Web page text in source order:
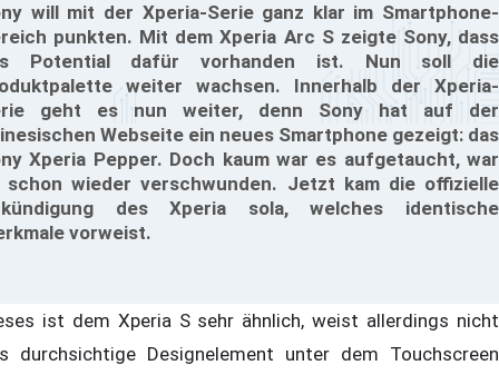
will mit der Xperia-Serie ganz klar im Smartphone-
punkten. Mit dem Xperia Arc S zeigte Sony, dass
Potential dafür vorhanden ist. Nun soll die
weiter wachsen. Innerhalb der Xperia-
geht es nun weiter, denn Sony hat auf der
Webseite ein neues Smartphone gezeigt: das
Xperia Pepper. Doch kaum war es aufgetaucht, war
schon wieder verschwunden. Jetzt kam die offizielle
des Xperia sola, welches identische
vorweist.
ist dem Xperia S sehr ähnlich, weist allerdings nicht
durchsichtige Designelement unter dem Touchscreen